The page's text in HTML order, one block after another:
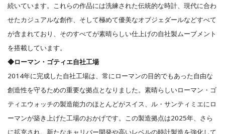
続いています。これらの作品には洗練された伝統的な時計、現代に合わ
せたカジュアルな創作、そして極めて優美なオブジェダールなどすべて
が含まれており、そのすべてが素晴らしい仕上げの自社製ムーブメント
を搭載しています。
◆ローマン・ゴティエ自社工場
2014年に完成した自社工場は、常にローマンの目的でもあった自由な
創造性を守るための重要な拠点となりました。素晴らしいローマン・ゴ
ティエウォッチの製造能力のほとんどがスイス、ル・サンティミエにロ
ーマンが築き上げた工場のおかげです。この製造拠点は2025年、さら
に拡充され、新たなキャリバー開発や高いレベルの時計製造を強化して